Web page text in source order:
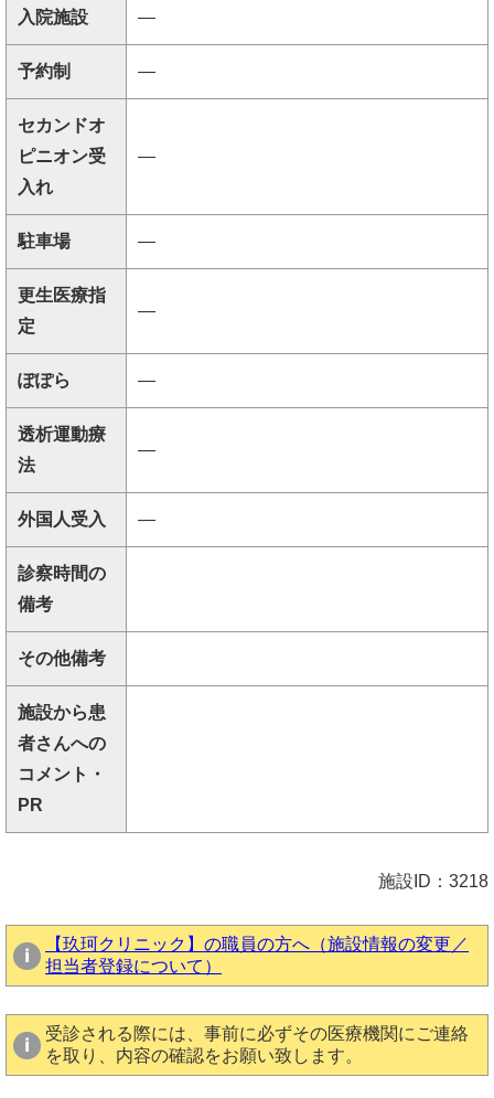
入院施設 ―
予約制 ―
セカンドオ
ピニオン受
入れ
―
駐車場 ―
更生医療指
定
―
ぽぽら ―
透析運動療
法
―
外国人受入 ―
診察時間の
備考
その他備考
施設から患
者さんへの
コメント・
PR
施設ID：3218
【玖珂クリニック】の職員の方へ（施設情報の変更／
担当者登録について）
受診される際には、事前に必ずその医療機関にご連絡
を取り、内容の確認をお願い致します。